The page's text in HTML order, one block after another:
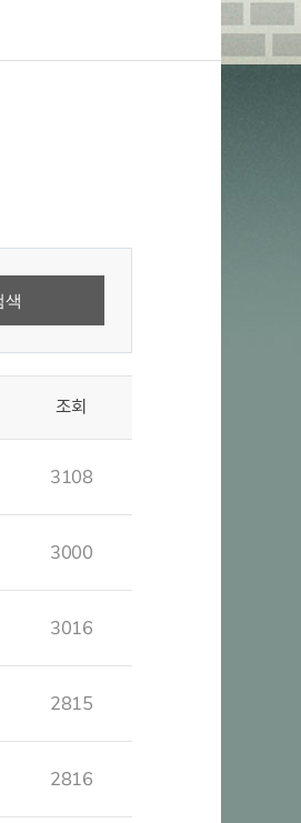
조회
3108
3000
3016
2815
2816